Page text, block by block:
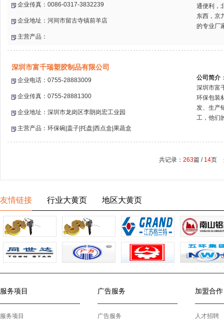
企业传真：0086-0317-3832239
企业地址：河间市留古寺镇前羊店
主营产品：
通便利，
东西，京
的专业厂
深圳市富千瑞塑胶制品有限公司
企业电话：0755-28883009
企业传真：0755-28881300
企业地址：深圳市龙岗区李朗岗宏工业园
主营产品：环保碗|盖子|托盘|西点盒|果蔬盒
公司简介
深圳市富
环保包装
发、生产
工，他们
共记录： 263篇 / 14页
友情链接 行业大黄页 地区大黄页
服务项目
服务项目
广告服务
广告服务
加盟合作
人才招聘